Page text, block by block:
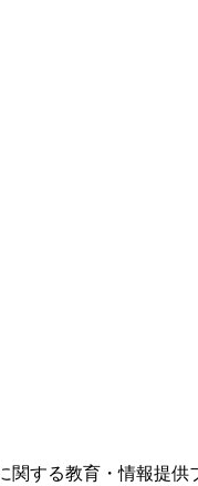
する教育・情報提